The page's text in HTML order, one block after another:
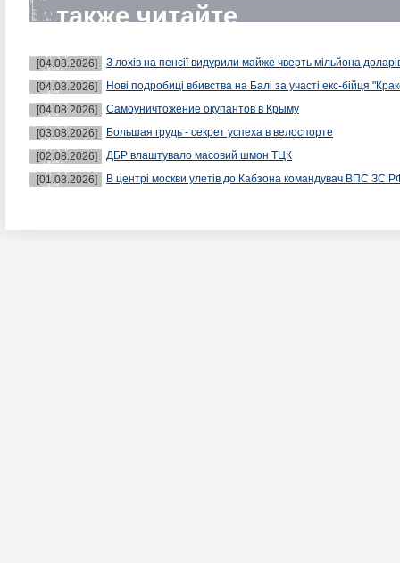
также читайте
[04.08.2026]
З лохів на пенсії видурили майже чверть мільйона
[04.08.2026]
Нові подробиці вбивства на Балі за участі екс-бійця
[04.08.2026]
Самоуничтожение окупантов в Крыму
[03.08.2026]
Большая грудь - секрет успеха в велоспорте
[02.08.2026]
ДБР влаштувало масовий шмон ТЦК
[01.08.2026]
В центрі москви улетів до Кабзона командувач ВПС ЗС